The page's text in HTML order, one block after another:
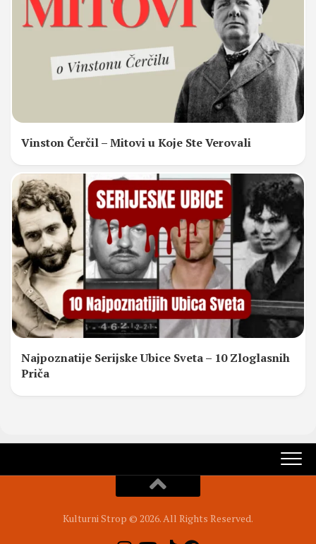
Vinston Čerčil – Mitovi u Koje Ste Verovali
Najpoznatije Serijske Ubice Sveta – 10 Zloglasnih
Priča
Kulturni Strop © 2026. All Rights Reserved.